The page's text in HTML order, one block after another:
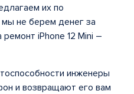
их по
не берем денег за
ремонт iPhone 12 Mini –
инженеры
и возвращают его вам